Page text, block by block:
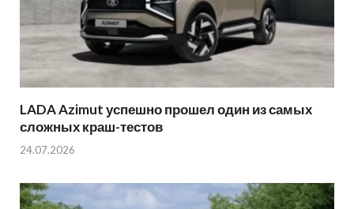
LADA Azimut успешно прошел один из самых
сложных краш-тестов
24.07.2026